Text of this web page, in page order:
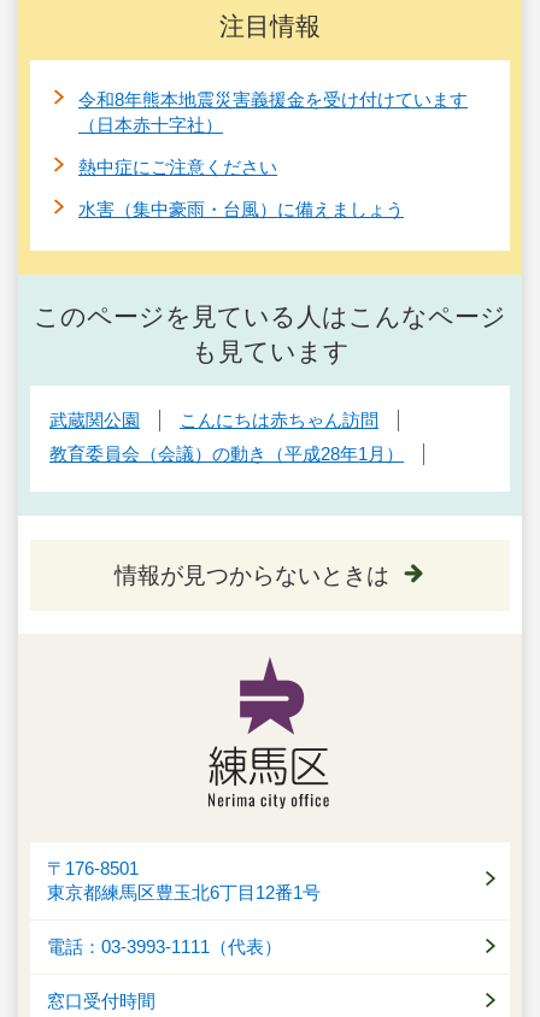
注目情報
令和8年熊本地震災害義援金を受け付けています
（日本赤十字社）
熱中症にご注意ください
水害（集中豪雨・台風）に備えましょう
このページを見ている人はこんなページ
も見ています
武蔵関公園
こんにちは赤ちゃん訪問
教育委員会（会議）の動き（平成28年1月）
情報が見つからないときは
〒176-8501
東京都練馬区豊玉北6丁目12番1号
電話：03-3993-1111（代表）
窓口受付時間